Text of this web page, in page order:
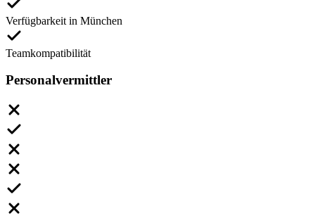
Verfügbarkeit in München
Teamkompatibilität
Personalvermittler